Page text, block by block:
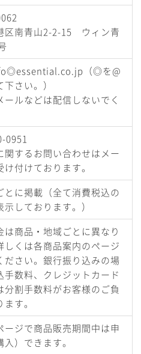
区南青山2-2-15 ウィン青
（◎を@
さい。）
ルなどは配信しないでく
0951
するお問い合わせはメー
け付けております。
とに掲載（全て消費税込の
しております。）
は商品・地域ごとに異なり
しくは各商品案内のページ
ださい。銀行振り込みの場
手数料、クレジットカード
分割手数料がお客様のご負
す。
ージで商品販売期間中は申
）できます。